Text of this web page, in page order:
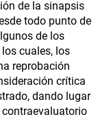
de la sinapsis
todo punto de
de los
cuales, los
reprobación
crítica
dando lugar